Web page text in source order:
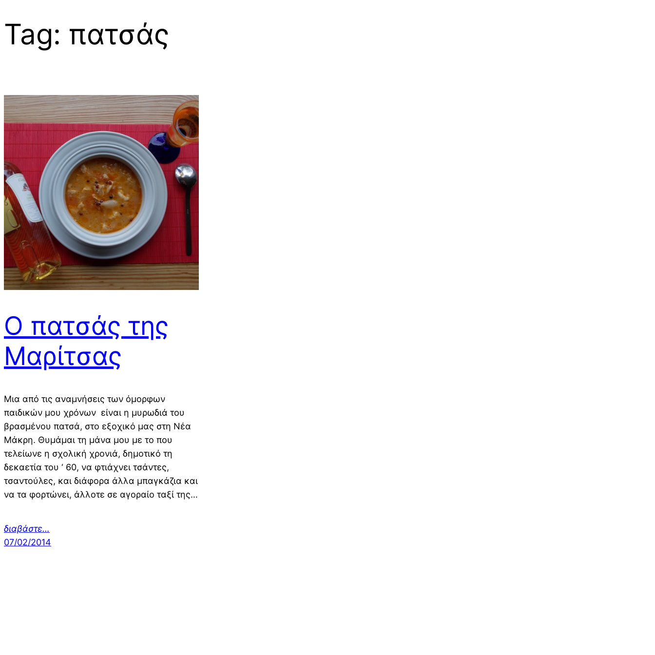
Tag: πατσάς
Ο πατσάς της
Μαρίτσας
Μια από τις αναμνήσεις των όμορφων
παιδικών μου χρόνων είναι η μυρωδιά του
βρασμένου πατσά, στο εξοχικό μας στη Νέα
Μάκρη. Θυμάμαι τη μάνα μου με το που
τελείωνε η σχολική χρονιά, δημοτικό τη
δεκαετία του ‘ 60, να φτιάχνει τσάντες,
τσαντούλες, και διάφορα άλλα μπαγκάζια και
να τα φορτώνει, άλλοτε σε αγοραίο ταξί της…
διαβάστε…
07/02/2014